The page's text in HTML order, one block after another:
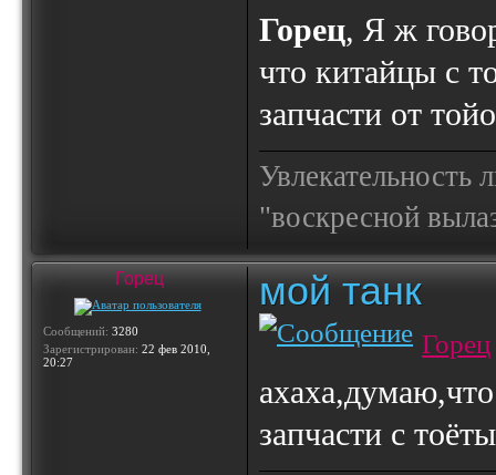
Горец, Я ж
что китайцы с
запчасти от
Увлекательность
"воскресной
Горец
Сообщений: 3280
Зарегистрирован: 22 фев 2010,
20:27
мой танк
Горец
запчасти с